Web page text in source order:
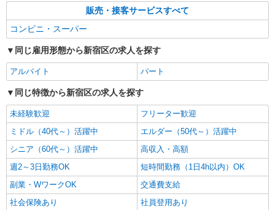
キープ 詳細を見る
アルバイト
ライフ若松河田駅前店（店舗コード897）
（早朝）荷受け・商品陳列
時給1,265円以上
ライフ若松河田駅前店 東京都新宿区若松町28-
キープ 詳細を見る
パート
ライフ若松河田駅前店（店舗コード897）
販売・接客サービスすべて
コンビニ・スーパー
同じ雇用形態から新宿区の求人を探す
アルバイト パート
同じ特徴から新宿区の求人を探す
未経験歓迎
フリーター歓迎
ミドル（40代～）活躍中
エルダー（50代～）活躍中
シニア（60代～）活躍中
高収入・高額
週2～3日勤務OK
短時間勤務（1日4h以内）OK
副業・WワークOK
交通費支給
社会保険あり
社員登用あり